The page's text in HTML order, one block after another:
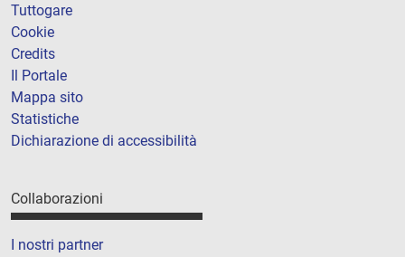
Tuttogare
Cookie
Credits
Il Portale
Mappa sito
Statistiche
Dichiarazione di accessibilità
Collaborazioni
I nostri partner